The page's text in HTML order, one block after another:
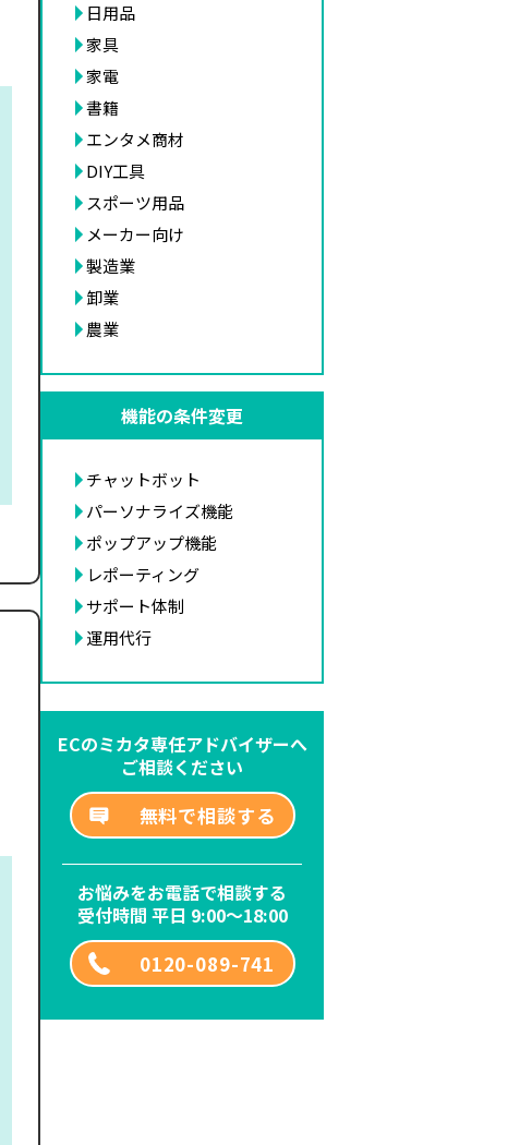
日用品
家具
家電
書籍
エンタメ商材
DIY工具
スポーツ用品
メーカー向け
製造業
卸業
農業
機能の条件変更
チャットボット
パーソナライズ機能
ポップアップ機能
レポーティング
サポート体制
運用代行
ECのミカタ専任アドバイザーへ
ご相談ください
無料で相談する
お悩みをお電話で相談する
受付時間 平日 9:00～18:00
0120-089-741